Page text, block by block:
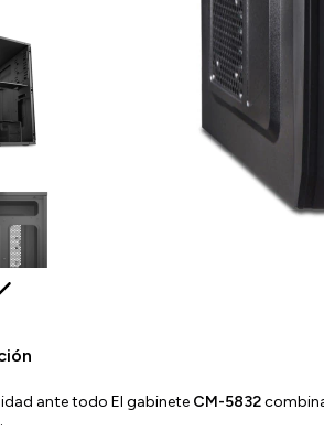
ante todo El gabinete CM-5832